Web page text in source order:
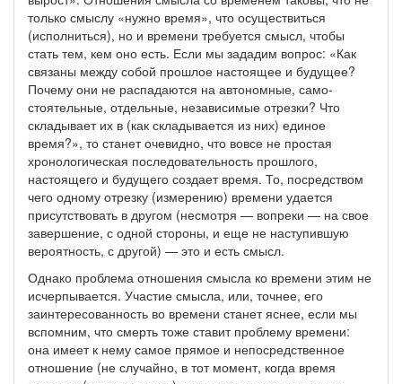
только смыслу «нужно время», что осуществиться
(исполниться), но и времени требуется смысл, чтобы
стать тем, кем оно есть. Если мы зададим вопрос: «Как
связаны между собой прошлое настоящее и будущее?
Почему они не распадаются на автономные, само-
стоятельные, отдельные, независимые отрезки? Что
складывает их в (как складывается из них) единое
время?», то станет очевидно, что вовсе не простая
хронологическая последовательность прошлого,
настоящего и будущего создает время. То, посредством
чего одному отрезку (измерению) времени удается
присутствовать в другом (несмотря — вопреки — на свое
завершение, с одной стороны, и еще не наступившую
вероятность, с другой) — это и есть смысл.
Однако проблема отношения смысла ко времени этим не
исчерпывается. Участие смысла, или, точнее, его
заинтересованность во времени станет яснее, если мы
вспомним, что смерть тоже ставит проблему времени:
она имеет к нему самое прямое и непосредственное
отношение (не случайно, в тот момент, когда время